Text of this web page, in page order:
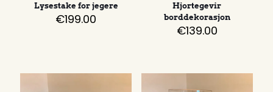
Lysestake for jegere
€199.00
Hjortegevir
borddekorasjon
€139.00